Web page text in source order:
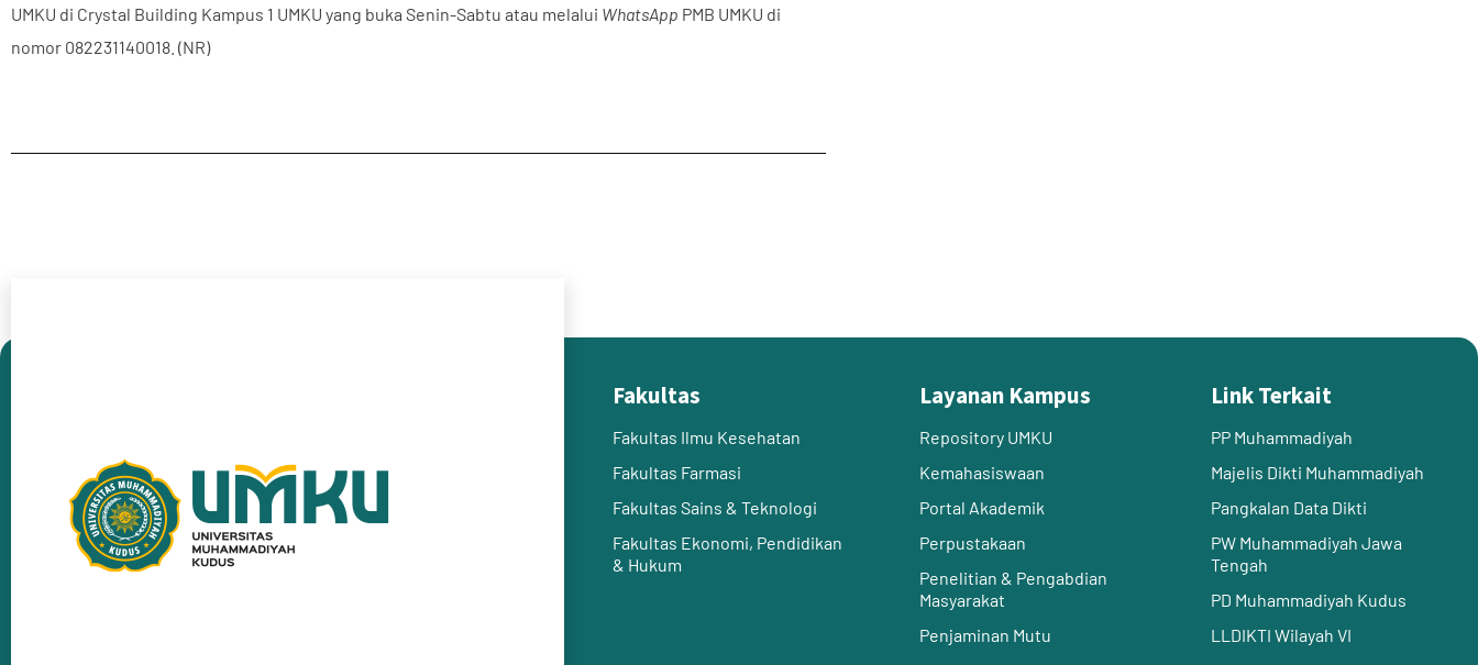
UMKU di Crystal Building Kampus 1 UMKU yang buka Senin-Sabtu atau melalui WhatsApp PMB UMKU di
nomor 082231140018. (NR)
Fakultas
Fakultas Ilmu Kesehatan
Fakultas Farmasi
Fakultas Sains & Teknologi
Fakultas Ekonomi, Pendidikan
& Hukum
Layanan Kampus
Repository UMKU
Kemahasiswaan
Portal Akademik
Perpustakaan
Penelitian & Pengabdian
Masyarakat
Penjaminan Mutu
Link Terkait
PP Muhammadiyah
Majelis Dikti Muhammadiyah
Pangkalan Data Dikti
PW Muhammadiyah Jawa
Tengah
PD Muhammadiyah Kudus
LLDIKTI Wilayah VI